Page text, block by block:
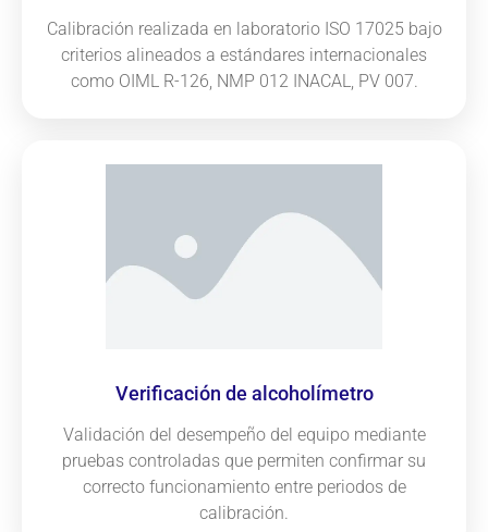
Calibración realizada en laboratorio ISO 17025 bajo
criterios alineados a estándares internacionales
como OIML R-126, NMP 012 INACAL, PV 007.
Verificación de alcoholímetro
Validación del desempeño del equipo mediante
pruebas controladas que permiten confirmar su
correcto funcionamiento entre periodos de
calibración.